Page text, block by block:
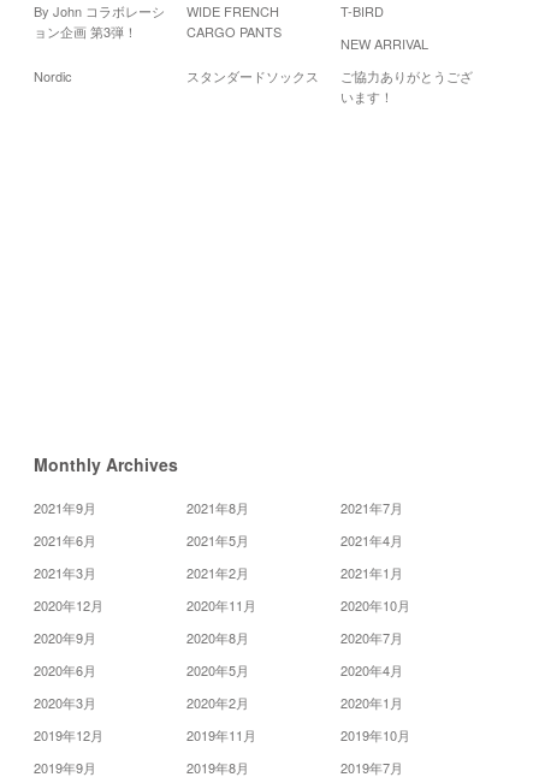
By John コラボレーシ
ョン企画 第3弾！
WIDE FRENCH
CARGO PANTS
T-BIRD
NEW ARRIVAL
Nordic
スタンダードソックス
ご協力ありがとうござ
います！
Monthly Archives
2021年9月 2021年8月
2021年7月
2021年6月
2021年5月
2021年4月
2021年3月
2021年2月
2021年1月
2020年12月
2020年11月
2020年10月
2020年9月
2020年8月
2020年7月
2020年6月
2020年5月
2020年4月
2020年3月
2020年2月
2020年1月
2019年12月
2019年11月
2019年10月
2019年9月
2019年8月
2019年7月